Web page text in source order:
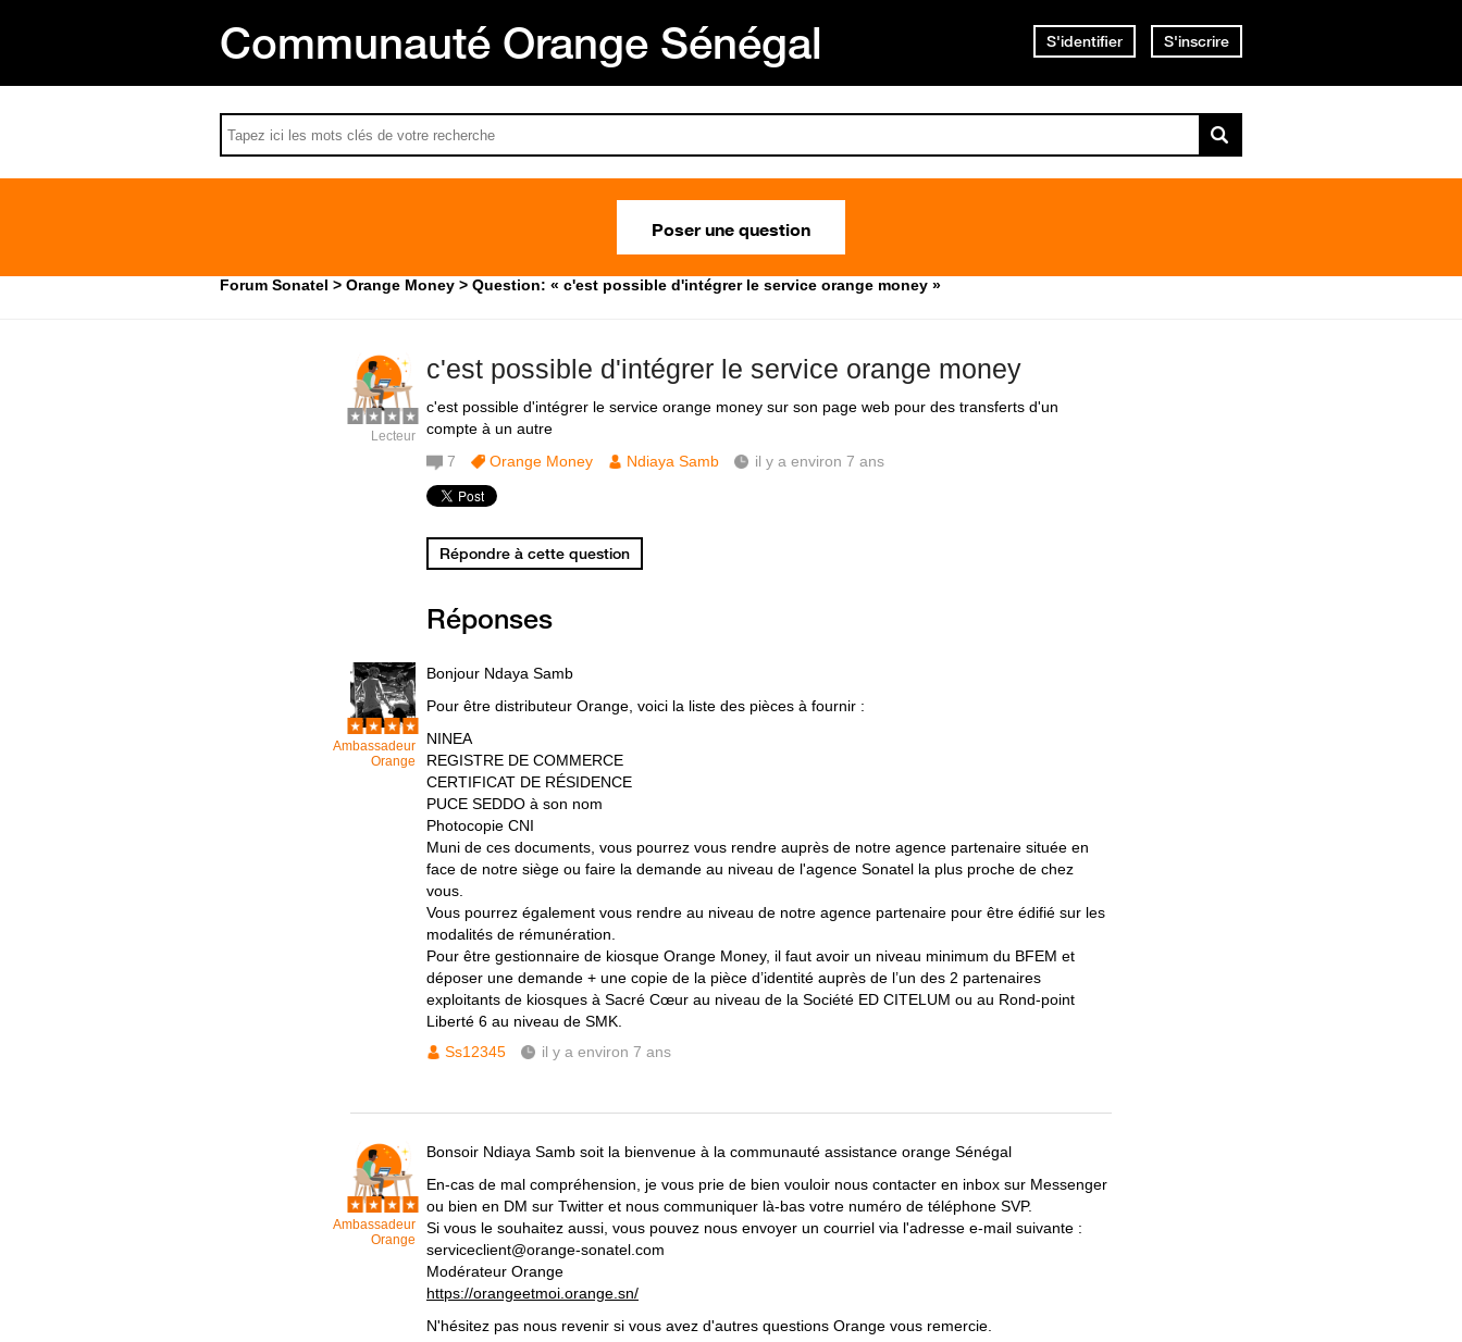
Communauté Orange Sénégal S'identifier S'inscrire
Poser une question
Forum Sonatel Orange Money Question: « c'est possible d'intégrer le service orange money »
c'est possible d'intégrer le service orange money
c'est possible d'intégrer le service orange money sur son page web pour des transferts d'un
compte à un autre
Lecteur
7 Orange Money Ndiaya Samb il y a environ 7 ans
Répondre à cette question
Réponses
Ambassadeur
Orange
Bonjour Ndaya Samb
Pour être distributeur Orange, voici la liste des pièces à fournir :
NINEA
REGISTRE DE COMMERCE
CERTIFICAT DE RÉSIDENCE
PUCE SEDDO à son nom
Photocopie CNI
Muni de ces documents, vous pourrez vous rendre auprès de notre agence partenaire située en
face de notre siège ou faire la demande au niveau de l'agence Sonatel la plus proche de chez
vous.
Vous pourrez également vous rendre au niveau de notre agence partenaire pour être édifié sur les
modalités de rémunération.
Pour être gestionnaire de kiosque Orange Money, il faut avoir un niveau minimum du BFEM et
déposer une demande + une copie de la pièce d’identité auprès de l’un des 2 partenaires
exploitants de kiosques à Sacré Cœur au niveau de la Société ED CITELUM ou au Rond-point
Liberté 6 au niveau de SMK.
Ss12345
il y a environ 7 ans
Ambassadeur
Orange
Bonsoir Ndiaya Samb soit la bienvenue à la communauté assistance orange Sénégal
En-cas de mal compréhension, je vous prie de bien vouloir nous contacter en inbox sur Messenger
ou bien en DM sur Twitter et nous communiquer là-bas votre numéro de téléphone SVP.
Si vous le souhaitez aussi, vous pouvez nous envoyer un courriel via l'adresse e-mail suivante :
serviceclient@orange-sonatel.com
Modérateur Orange
https://orangeetmoi.orange.sn/
N'hésitez pas nous revenir si vous avez d'autres questions Orange vous remercie.